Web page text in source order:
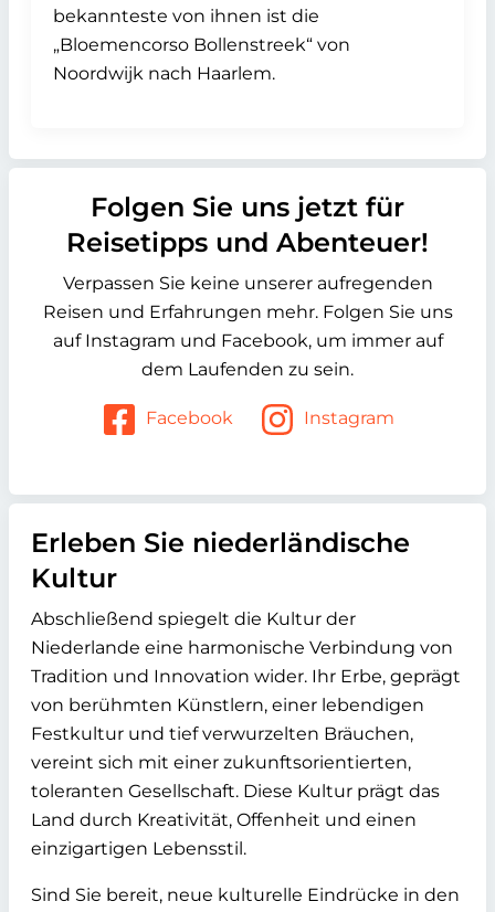
bekannteste von ihnen ist die
„Bloemencorso Bollenstreek“ von
Noordwijk nach Haarlem.
Folgen Sie uns jetzt für
Reisetipps und Abenteuer!
Verpassen Sie keine unserer aufregenden
Reisen und Erfahrungen mehr. Folgen Sie uns
auf Instagram und Facebook, um immer auf
dem Laufenden zu sein.
Facebook Instagram
Erleben Sie niederländische
Kultur
Abschließend spiegelt die Kultur der
Niederlande eine harmonische Verbindung von
Tradition und Innovation wider. Ihr Erbe, geprägt
von berühmten Künstlern, einer lebendigen
Festkultur und tief verwurzelten Bräuchen,
vereint sich mit einer zukunftsorientierten,
toleranten Gesellschaft. Diese Kultur prägt das
Land durch Kreativität, Offenheit und einen
einzigartigen Lebensstil.
Sind Sie bereit, neue kulturelle Eindrücke in den